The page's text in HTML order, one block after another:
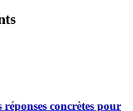
concrètes pour